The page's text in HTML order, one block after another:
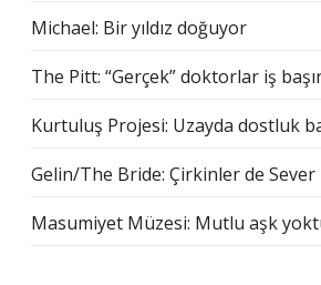
Michael: Bir yıldız doğuyor
The Pitt: “Gerçek” doktorlar iş
Kurtuluş Projesi: Uzayda dostluk
Gelin/The Bride: Çirkinler de Sever
Masumiyet Müzesi: Mutlu aşk